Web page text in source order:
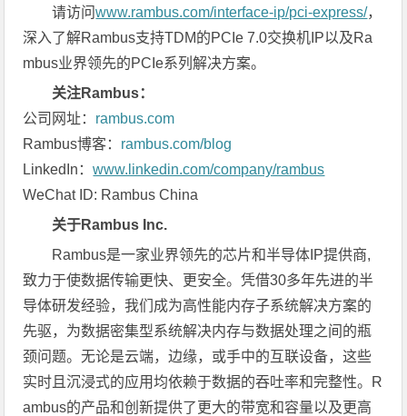
请访问www.rambus.com/interface-ip/pci-express/，
深入了解Rambus支持TDM的PCIe 7.0交换机IP以及Ra
mbus业界领先的PCIe系列解决方案。
关注Rambus：
公司网址： rambus.com
Rambus博客： rambus.com/blog
LinkedIn：www.linkedin.com/company/rambus
WeChat ID: Rambus China
关于Rambus Inc.
Rambus是一家业界领先的芯片和半导体IP提供商,
致力于使数据传输更快、更安全。凭借30多年先进的半
导体研发经验，我们成为高性能内存子系统解决方案的
先驱，为数据密集型系统解决内存与数据处理之间的瓶
颈问题。无论是云端，边缘，或手中的互联设备，这些
实时且沉浸式的应用均依赖于数据的吞吐率和完整性。R
ambus的产品和创新提供了更大的带宽和容量以及更高